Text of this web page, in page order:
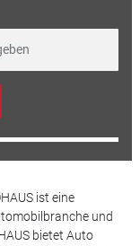
ist eine
und
bietet Auto